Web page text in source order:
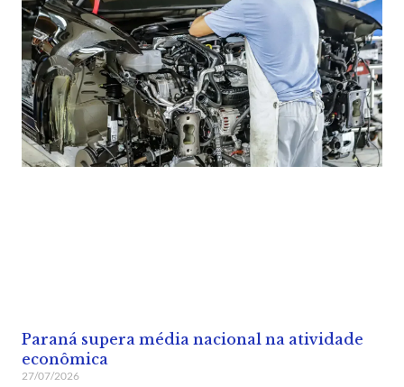
Paraná supera média nacional na atividade
econômica
27/07/2026